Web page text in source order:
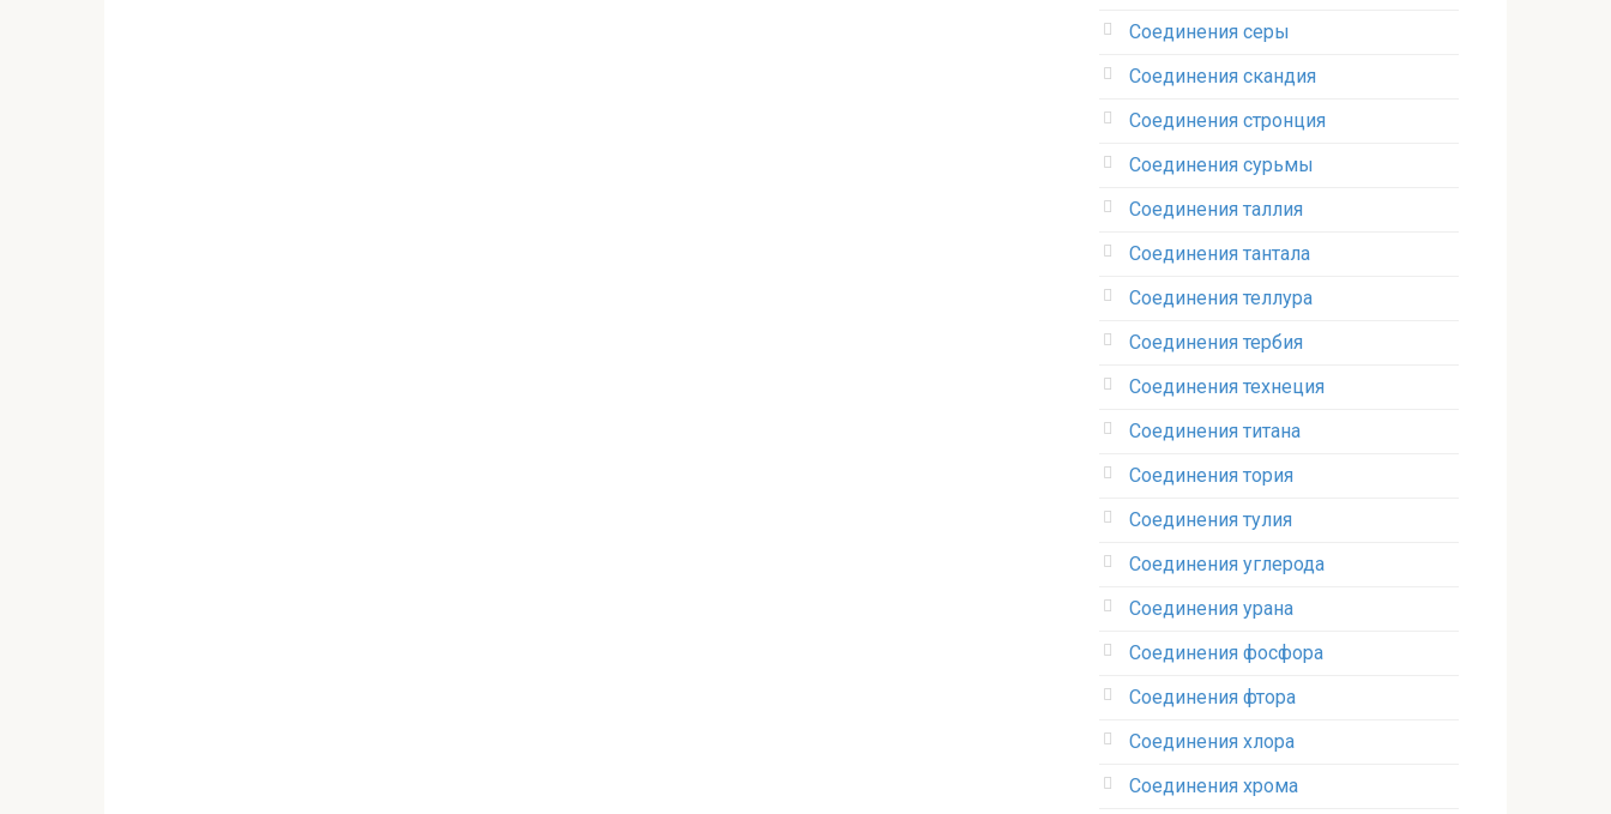
Соединения серы‎
Соединения скандия
Соединения стронция‎
Соединения сурьмы
Соединения таллия‎
Соединения тантала‎
Соединения теллура‎
Соединения тербия‎
Соединения технеция‎
Соединения титана
Соединения тория‎
Соединения тулия‎
Соединения углерода‎
Соединения урана‎
Соединения фосфора‎
Соединения фтора‎
Соединения хлора‎
Соединения хрома‎